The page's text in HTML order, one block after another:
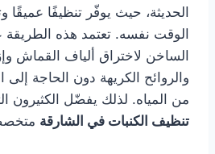
الحديثة، حيث يوفّر تنظيفًا عميقًا
الوقت نفسه. تعتمد هذه الطريقة
الساخن لاختراق ألياف القماش
والروائح الكريهة دون الحاجة
من المياه. لذلك يفضّل الكثيرون
تنظيف الكنبات في الشارقة